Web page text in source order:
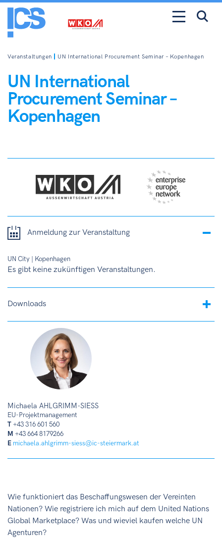
Veranstaltungen UN International Procurement Seminar – Kopenhagen
UN International
Procurement Seminar –
Kopenhagen
Anmeldung zur Veranstaltung
UN City | Kopenhagen
Es gibt keine zukünftigen Veranstaltungen.
Downloads
Michaela AHLGRIMM-SIESS
EU-Projektmanagement
T+43 316 601 560
M +43 664 8179266
E michaela.ahlgrimm-siess@ic-steiermark.at
Wie funktioniert das Beschaffungswesen der Vereinten
Nationen? Wie registriere ich mich auf dem United Nations
Global Marketplace? Was und wieviel kaufen welche UN
Agenturen?